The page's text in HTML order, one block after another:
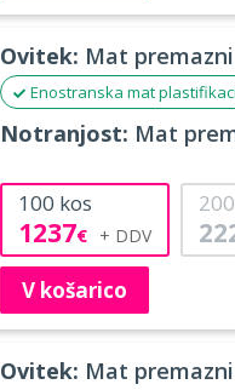
Ovitek: Mat
Enostranska mat
Notranjost: Mat
100 kos
1237€
200
V košarico
Ovitek: Mat